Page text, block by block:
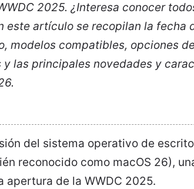
2025. ¿Interesa conocer
este artículo se recopilan la fecha
modelos compatibles, opciones
y las principales novedades y
del sistema operativo de
reconocido como macOS 26),
apertura de la WWDC 2025.